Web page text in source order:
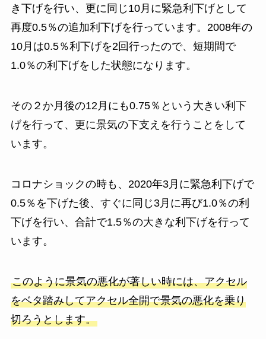
き下げを行い、更に同じ10月に緊急利下げとして
再度0.5％の追加利下げを行っています。2008年の
10月は0.5％利下げを2回行ったので、短期間で
1.0％の利下げをした状態になります。
その２か月後の12月にも0.75％という大きい利下
げを行って、更に景気の下支えを行うことをして
います。
コロナショックの時も、2020年3月に緊急利下げで
0.5％を下げた後、すぐに同じ3月に再び1.0％の利
下げを行い、合計で1.5％の大きな利下げを行って
います。
このように景気の悪化が著しい時には、アクセル
をベタ踏みしてアクセル全開で景気の悪化を乗り
切ろうとします。